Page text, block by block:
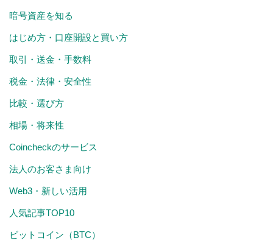
暗号資産を知る
はじめ方・口座開設と買い方
取引・送金・手数料
税金・法律・安全性
比較・選び方
相場・将来性
Coincheckのサービス
法人のお客さま向け
Web3・新しい活用
人気記事TOP10
ビットコイン（BTC）